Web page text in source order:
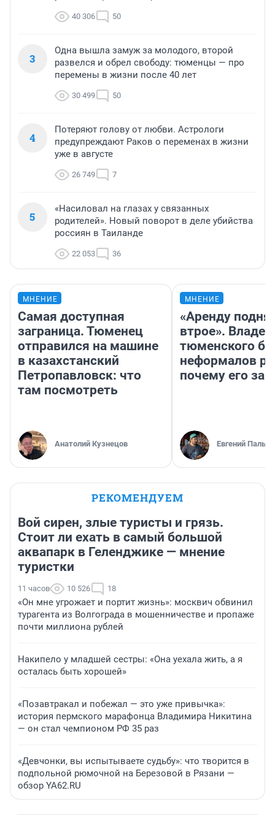
40 306 50
3
Одна вышла замуж за молодого, второй
развелся и обрел свободу: тюменцы — про
перемены в жизни после 40 лет
30 499 50
4
Потеряют голову от любви. Астрологи
предупреждают Раков о переменах в жизни
уже в августе
26 749 7
5
«Насиловал на глазах у связанных
родителей». Новый поворот в деле убийства
россиян в Таиланде
22 053 36
МНЕНИЕ
Самая доступная
заграница. Тюменец
отправился на машине
в казахстанский
Петропавловск: что
там посмотреть
Анатолий Кузнецов
МНЕНИЕ
«Аренду
втрое».
тюменского
неформалов
почему его
Евгений
РЕКОМЕНДУЕМ
Вой сирен, злые туристы и грязь.
Стоит ли ехать в самый большой
аквапарк в Геленджике — мнение
туристки
11 часов 10 526 18
«Он мне угрожает и портит жизнь»: москвич обвинил
турагента из Волгограда в мошенничестве и пропаже
почти миллиона рублей
Накипело у младшей сестры: «Она уехала жить, а я
осталась быть хорошей»
«Позавтракал и побежал — это уже привычка»:
история пермского марафонца Владимира Никитина
— он стал чемпионом РФ 35 раз
«Девчонки, вы испытываете судьбу»: что творится в
подпольной рюмочной на Березовой в Рязани —
обзор YA62.RU